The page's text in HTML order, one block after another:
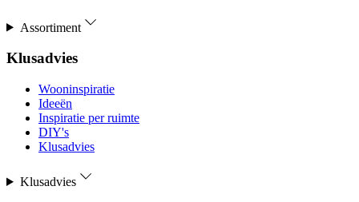
Assortiment
Klusadvies
Wooninspiratie
Ideeën
Inspiratie per ruimte
DIY's
Klusadvies
Klusadvies